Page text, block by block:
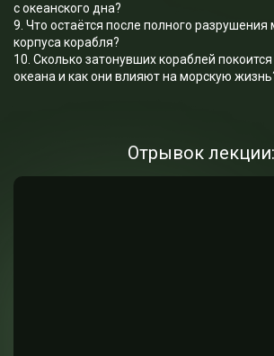
с океанского дна?
9. Что остаётся после полного разрушения
корпуса корабля?
10. Сколько затонувших кораблей
океана и как они влияют на морскую
Отрывок лекции: